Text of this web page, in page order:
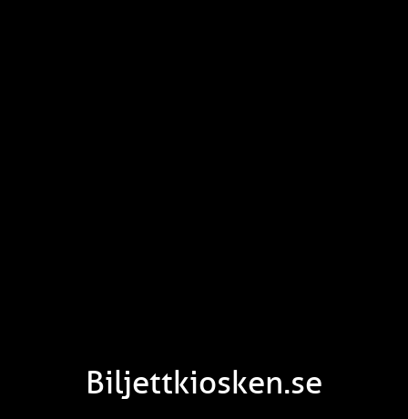
Biljettkiosken.se